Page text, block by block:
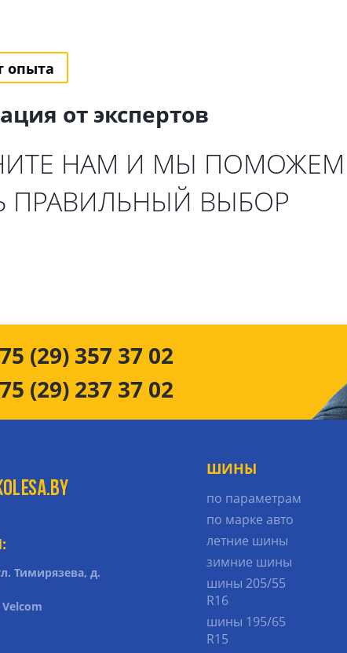
опыта
от экспертов
НАМ И МЫ ПОМОЖЕМ
ПРАВИЛЬНЫЙ ВЫБОР
(29) 357 37 02
(29) 237 37 02
Тимирязева, д.
Velcom
ШИНЫ
по параметрам
по марке авто
летние шины
зимние шины
шины 205/55
R16
шины 195/65
R15